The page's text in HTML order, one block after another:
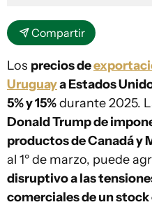
Compartir
Los precios de
Uruguaya Estados
5% y 15%durante 2025.
Donald Trump de
productos de Canadá y
al 1º de marzo, puede
disruptivo a las
comerciales de un